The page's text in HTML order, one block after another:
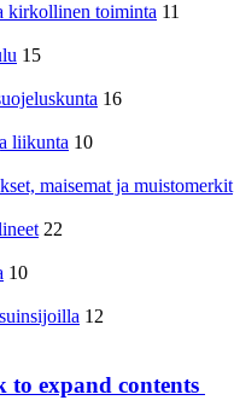
kirkollinen toiminta 11
15
16
liikunta 10
maisemat ja muistomerkit
22
10
12
to expand contents